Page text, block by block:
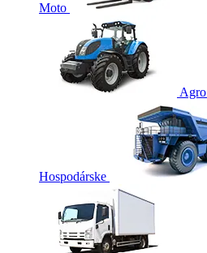
Moto
Agro
Hospodárske